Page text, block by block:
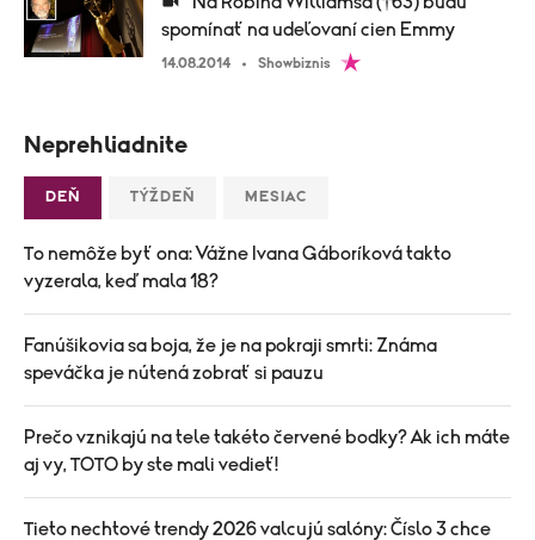
spomínať na udeľovaní cien Emmy
14.08.2014 Showbiznis
Neprehliadnite
DEŇ TÝŽDEŇ MESIAC
To nemôže byť ona: Vážne Ivana Gáboríková takto
vyzerala, keď mala 18?
Fanúšikovia sa boja, že je na pokraji smrti: Známa
speváčka je nútená zobrať si pauzu
Prečo vznikajú na tele takéto červené bodky? Ak ich máte
aj vy, TOTO by ste mali vedieť!
Tieto nechtové trendy 2026 valcujú salóny: Číslo 3 chce